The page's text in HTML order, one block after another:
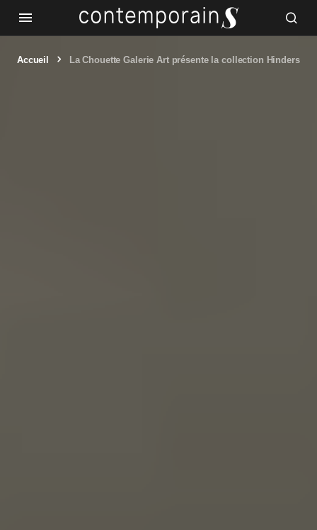
Accueil La Chouette Galerie Art présente la collection Hinders